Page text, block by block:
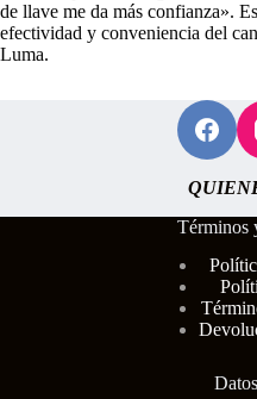
de llave me da más confianza».
efectividad y conveniencia del
Luma.
Términos
Polí